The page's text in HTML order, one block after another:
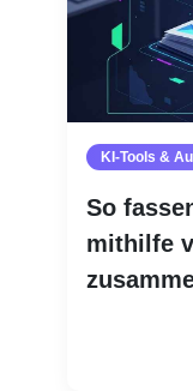
KI-Tools &
So
mithilfe